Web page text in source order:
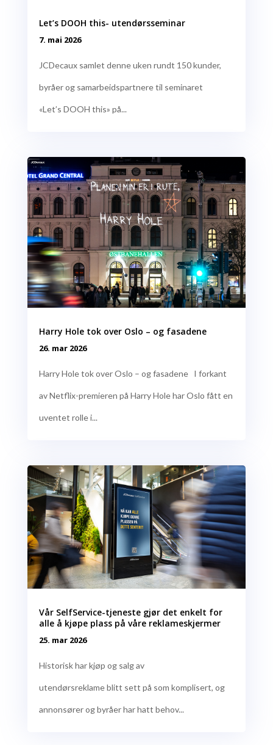
Let’s DOOH this- utendørsseminar
7. mai 2026
JCDecaux samlet denne uken rundt 150 kunder,
byråer og samarbeidspartnere til seminaret
«Let’s DOOH this» på...
Harry Hole tok over Oslo – og fasadene
26. mar 2026
Harry Hole tok over Oslo – og fasadene I forkant
av Netflix-premieren på Harry Hole har Oslo fått en
uventet rolle i...
Vår SelfService-tjeneste gjør det enkelt for
alle å kjøpe plass på våre reklameskjermer
25. mar 2026
Historisk har kjøp og salg av
utendørsreklame blitt sett på som komplisert, og
annonsører og byråer har hatt behov...